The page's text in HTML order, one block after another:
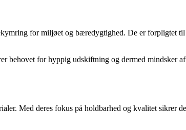
for miljøet og bæredygtighed. De er forpligtet
behovet for hyppig udskiftning og dermed mindsker
Med deres fokus på holdbarhed og kvalitet sikrer